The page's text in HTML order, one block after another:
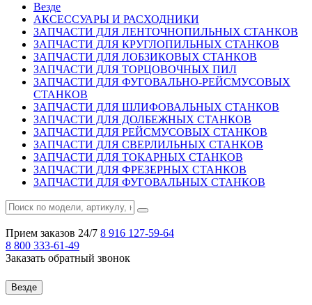
Везде
АКСЕССУАРЫ И РАСХОДНИКИ
ЗАПЧАСТИ ДЛЯ ЛЕНТОЧНОПИЛЬНЫХ СТАНКОВ
ЗАПЧАСТИ ДЛЯ КРУГЛОПИЛЬНЫХ СТАНКОВ
ЗАПЧАСТИ ДЛЯ ЛОБЗИКОВЫХ СТАНКОВ
ЗАПЧАСТИ ДЛЯ ТОРЦОВОЧНЫХ ПИЛ
ЗАПЧАСТИ ДЛЯ ФУГОВАЛЬНО-РЕЙСМУСОВЫХ
СТАНКОВ
ЗАПЧАСТИ ДЛЯ ШЛИФОВАЛЬНЫХ СТАНКОВ
ЗАПЧАСТИ ДЛЯ ДОЛБЕЖНЫХ СТАНКОВ
ЗАПЧАСТИ ДЛЯ РЕЙСМУСОВЫХ СТАНКОВ
ЗАПЧАСТИ ДЛЯ СВЕРЛИЛЬНЫХ СТАНКОВ
ЗАПЧАСТИ ДЛЯ ТОКАРНЫХ СТАНКОВ
ЗАПЧАСТИ ДЛЯ ФРЕЗЕРНЫХ СТАНКОВ
ЗАПЧАСТИ ДЛЯ ФУГОВАЛЬНЫХ СТАНКОВ
Прием заказов 24/7 8 916 127-59-64
8 800 333-61-49
Заказать обратный звонок
Везде